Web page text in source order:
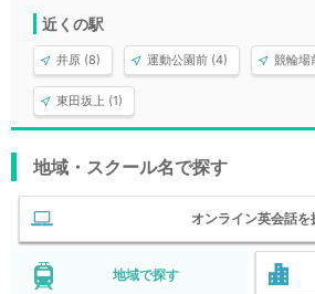
近くの駅
井原 (8) 運動公園前 (4) 競輪場
東田坂上 (1)
地域・スクール名で探す
オンライン英会話を
地域で探す